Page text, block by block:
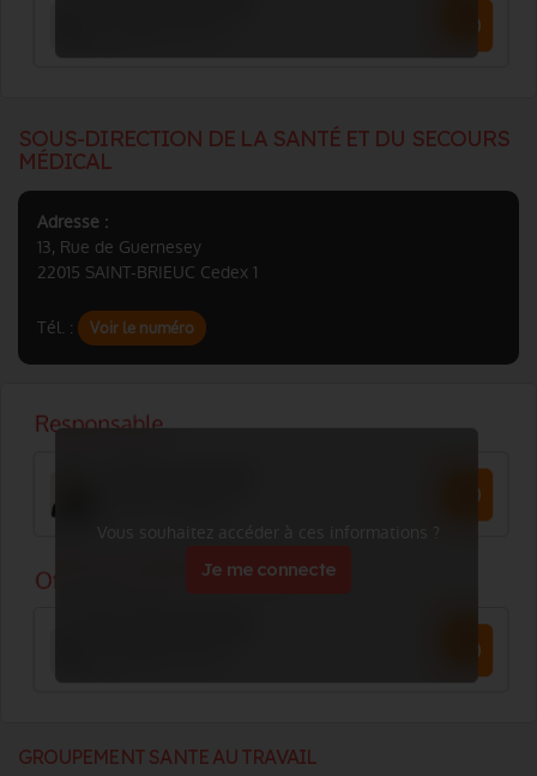
SOUS-DIRECTION DE LA SANTÉ ET DU SECOURS
MÉDICAL
Adresse :
13, Rue de Guernesey
22015 SAINT-BRIEUC Cedex 1
Tél. : Voir le numéro
Vous souhaitez accéder à ces informations ?
Je me connecte
GROUPEMENT SANTE AU TRAVAIL